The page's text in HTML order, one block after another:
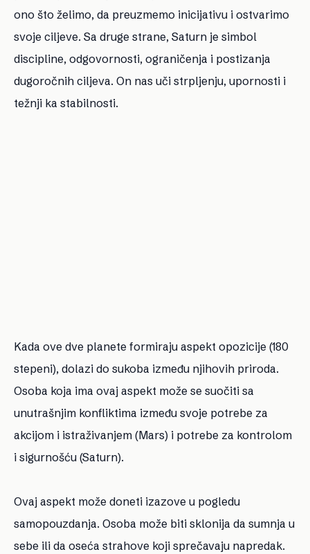
ono što želimo, da preuzmemo inicijativu i ostvarimo
svoje ciljeve. Sa druge strane, Saturn je simbol
discipline, odgovornosti, ograničenja i postizanja
dugoročnih ciljeva. On nas uči strpljenju, upornosti i
težnji ka stabilnosti.
Kada ove dve planete formiraju aspekt opozicije (180
stepeni), dolazi do sukoba između njihovih priroda.
Osoba koja ima ovaj aspekt može se suočiti sa
unutrašnjim konfliktima između svoje potrebe za
akcijom i istraživanjem (Mars) i potrebe za kontrolom
i sigurnošću (Saturn).
Ovaj aspekt može doneti izazove u pogledu
samopouzdanja. Osoba može biti sklonija da sumnja u
sebe ili da oseća strahove koji sprečavaju napredak.